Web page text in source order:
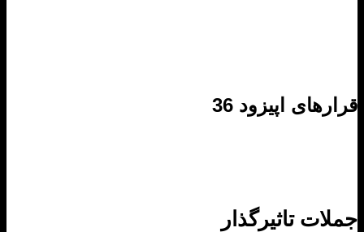
اپیزود 36
تاثیرگذار